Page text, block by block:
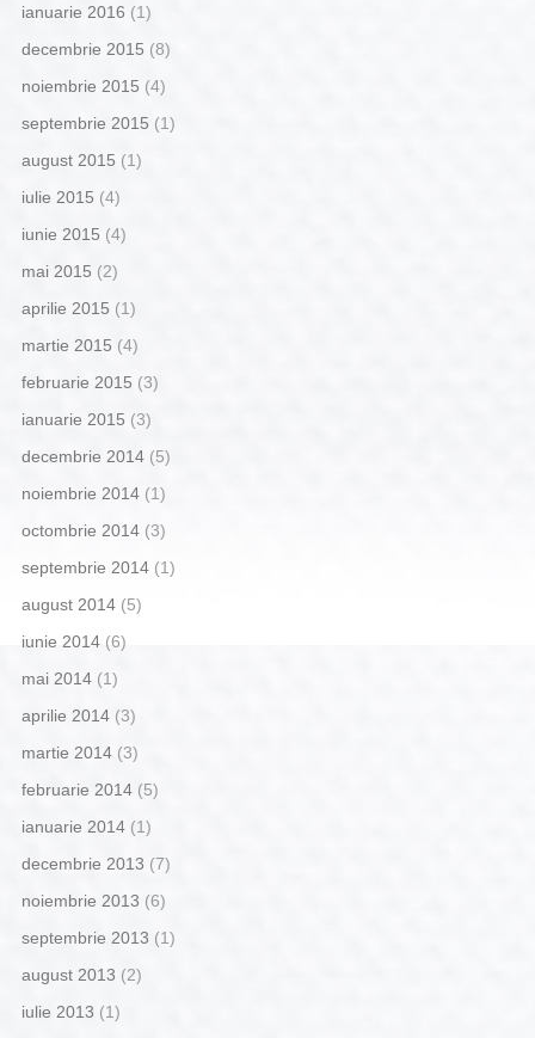
ianuarie 2016 (1)
decembrie 2015 (8)
noiembrie 2015 (4)
septembrie 2015 (1)
august 2015 (1)
iulie 2015 (4)
iunie 2015 (4)
mai 2015 (2)
aprilie 2015 (1)
martie 2015 (4)
februarie 2015 (3)
ianuarie 2015 (3)
decembrie 2014(5)
noiembrie 2014(1)
octombrie 2014(3)
septembrie 2014(1)
august 2014(5)
iunie 2014(6)
mai 2014(1)
aprilie 2014(3)
martie 2014(3)
februarie 2014(5)
ianuarie 2014(1)
decembrie 2013 (7)
noiembrie 2013 (6)
septembrie 2013 (1)
august 2013 (2)
iulie 2013 (1)